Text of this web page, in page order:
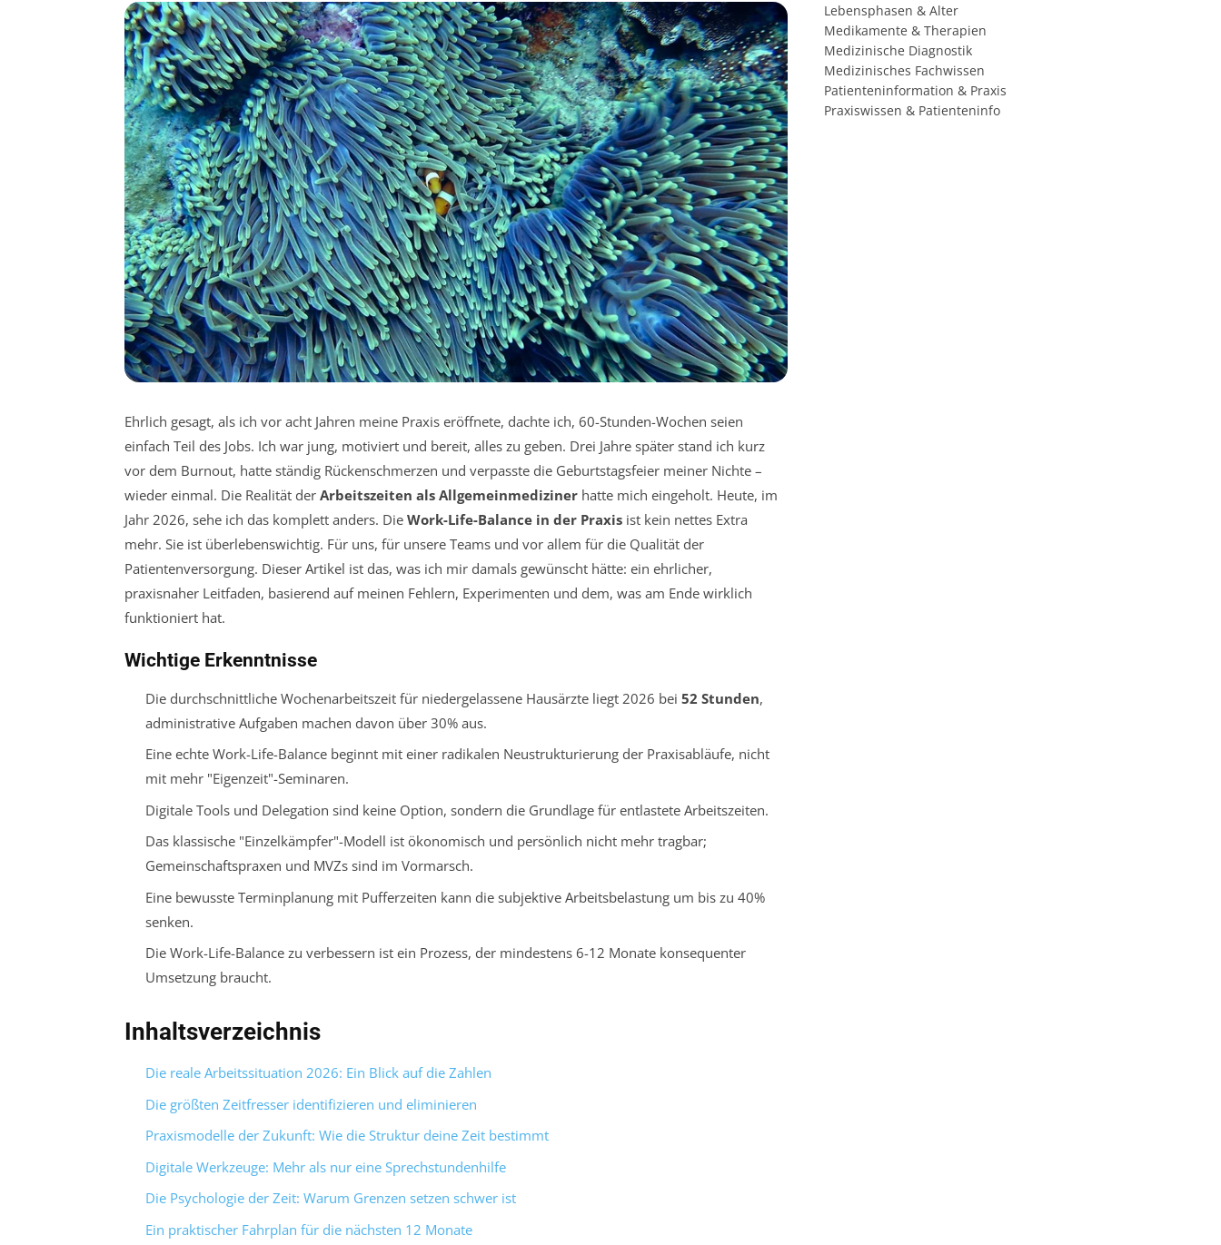
Ehrlich gesagt, als ich vor acht Jahren meine Praxis eröffnete, dachte ich, 60-Stunden-Wochen seien
einfach Teil des Jobs. Ich war jung, motiviert und bereit, alles zu geben. Drei Jahre später stand ich kurz
vor dem Burnout, hatte ständig Rückenschmerzen und verpasste die Geburtstagsfeier meiner Nichte –
wieder einmal. Die Realität der Arbeitszeiten als Allgemeinmediziner hatte mich eingeholt. Heute, im
Jahr 2026, sehe ich das komplett anders. Die Work-Life-Balance in der Praxis ist kein nettes Extra
mehr. Sie ist überlebenswichtig. Für uns, für unsere Teams und vor allem für die Qualität der
Patientenversorgung. Dieser Artikel ist das, was ich mir damals gewünscht hätte: ein ehrlicher,
praxisnaher Leitfaden, basierend auf meinen Fehlern, Experimenten und dem, was am Ende wirklich
funktioniert hat.
Wichtige Erkenntnisse
Die durchschnittliche Wochenarbeitszeit für niedergelassene Hausärzte liegt 2026 bei 52 Stunden,
administrative Aufgaben machen davon über 30% aus.
Eine echte Work-Life-Balance beginnt mit einer radikalen Neustrukturierung der Praxisabläufe, nicht
mit mehr "Eigenzeit"-Seminaren.
Digitale Tools und Delegation sind keine Option, sondern die Grundlage für entlastete Arbeitszeiten.
Das klassische "Einzelkämpfer"-Modell ist ökonomisch und persönlich nicht mehr tragbar;
Gemeinschaftspraxen und MVZs sind im Vormarsch.
Eine bewusste Terminplanung mit Pufferzeiten kann die subjektive Arbeitsbelastung um bis zu 40%
senken.
Die Work-Life-Balance zu verbessern ist ein Prozess, der mindestens 6-12 Monate konsequenter
Umsetzung braucht.
Inhaltsverzeichnis
Die reale Arbeitssituation 2026: Ein Blick auf die Zahlen
Die größten Zeitfresser identifizieren und eliminieren
Praxismodelle der Zukunft: Wie die Struktur deine Zeit bestimmt
Digitale Werkzeuge: Mehr als nur eine Sprechstundenhilfe
Die Psychologie der Zeit: Warum Grenzen setzen schwer ist
Ein praktischer Fahrplan für die nächsten 12 Monate
Lebensphasen & Alter
Medikamente & Therapien
Medizinische Diagnostik
Medizinisches Fachwissen
Patienteninformation & Praxis
Praxiswissen & Patienteninfo